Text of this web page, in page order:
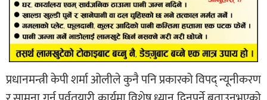
प्रधानमन्त्री केपी शर्मा ओलीले कुनै पनि प्रकारको विपद् न्यूनीकरण